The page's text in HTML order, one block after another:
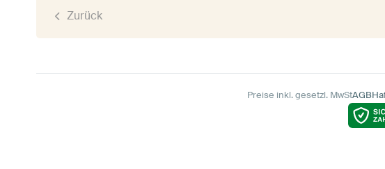
Zurück
Preise inkl. gesetzl. MwStAGB